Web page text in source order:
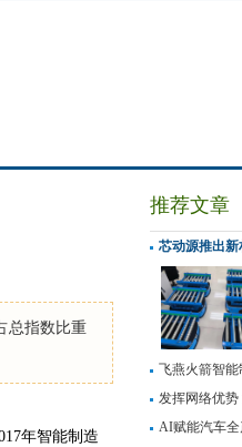
总指数比重
年智能制造
推荐文章
芯动源推出
飞燕火箭智
发挥网络优
AI赋能汽车全